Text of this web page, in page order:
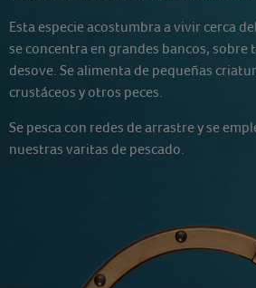
Esta especie acostumbra a vivir cerca
se concentra en grandes bancos, sobre
desove. Se alimenta de pequeñas
crustáceos y otros peces.
Se pesca con redes de arrastre y se
nuestras varitas de pescado.